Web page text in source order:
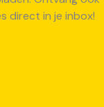
direct in je inbox!